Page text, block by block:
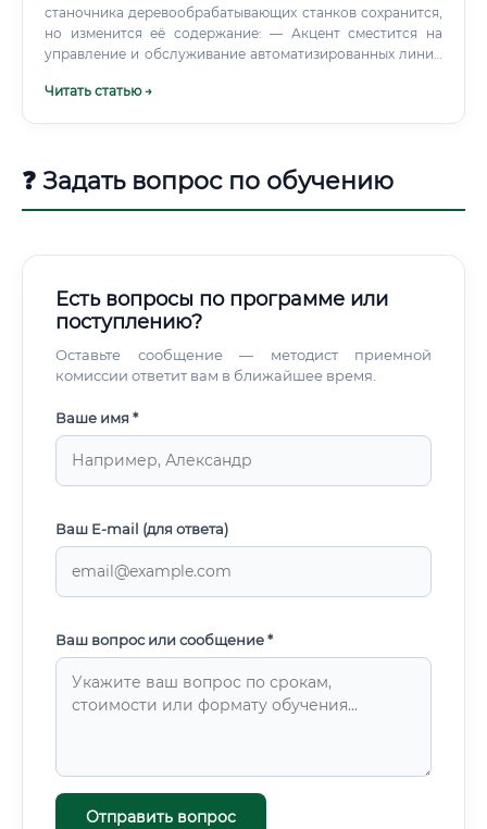
станочника деревообрабатывающих станков сохранится,
но изменится её содержание: — Акцент сместится на
управление и обслуживание автоматизированных линий
систем — Вырастет зарплатная вилка для
которые начинают осваивать профессию сейчас, через 10
лет окажутся в числе высококвалифицированных и
производстве требует строгого соблюдения техники
системами вентиляции, защитными кожухами и
средствами индивидуальной защиты.
Читать статью →
❓ Задать вопрос по обучению
Есть вопросы по программе или
поступлению?
Оставьте сообщение — методист приемной
комиссии ответит вам в ближайшее время.
Ваше имя *
Ваш E-mail (для ответа)
Ваш вопрос или сообщение *
Отправить вопрос